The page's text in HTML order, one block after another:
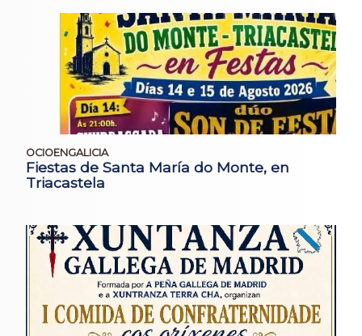
OCIOENGALICIA
Fiestas de Santa María do Monte, en
Triacastela